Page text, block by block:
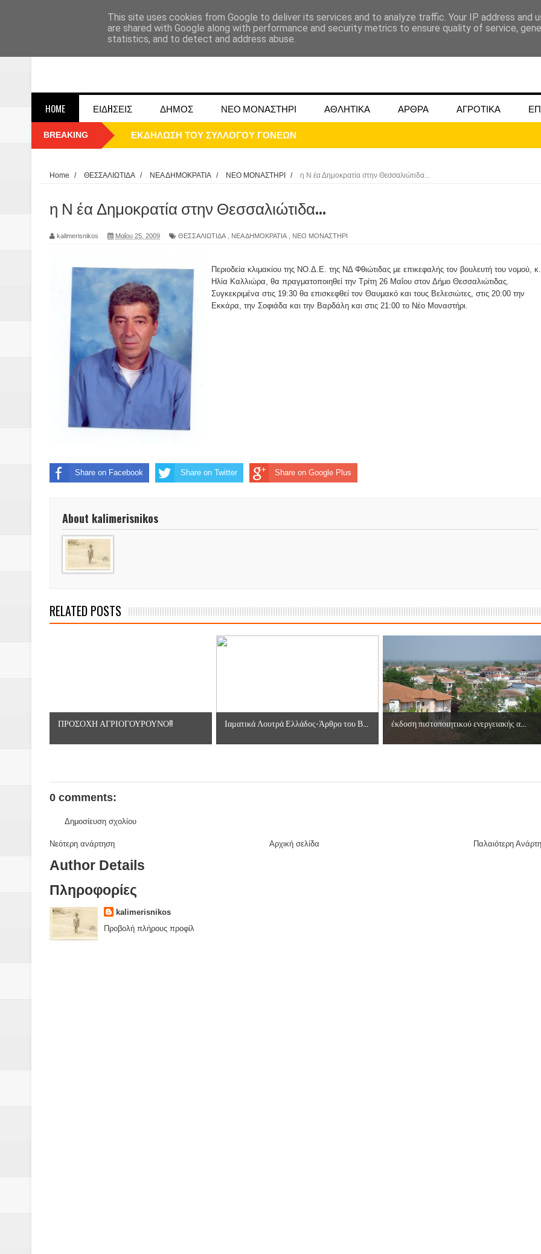
HOME ΕΙΔHΣΕΙΣ ΔΗΜΟΣ ΝΕΟ ΜΟΝΑΣΤΗΡΙ ΑΘΛΗΤΙΚΑ ΑΡΘΡΑ ΑΓΡΟΤΙΚΑ
BREAKING ΠΑΡΕ΄ΛΑΣΗ 25ΗΣ 2025
ΟΙ ΕΚΔΗΛΩΣΕΙΣ ΤΟΥ ΔΗΜΟΥ ΔΟΜΟΚΟΥ ΓΙΑ ΜΑΙΟ ΚΑΙ ΙΟΥΝΙΟ 2024
Η εκτέλεση των αδελφών Παπαιωάννου στην Ομβριακή Δομοκού την 1η Δεκέμβρη 1942
Δύο νέα μηχανήμτα στο Δήμο Δομοκού.
ΝΟΕΜΒΡΙΟΣ 1943 80 χρόνια από το κάψιμο των χωριών της Λίμνης Πλαστήρα από Ιταλούς και
κατακτητές
Αδελφές Αλεξανδρή: Οι τρίδυμες Ελληνίδες με ρίζες απο τον Δομοκό που κυριαρχούν στο
Πρωτάθλημα με την Αυστρία!
Ξεκινούν οι αιτήσεις συμμετοχής στο Διαγωνισμό Ιδεών - Hackathon που διοργανώνει η
ανθεκτικότητας έναντι των επιπτώσεων της κλιματικής αλλαγής
ΠΡΟΚΗΡΥΞΗ ΑΝΟΙΚΤΟΥ ΗΛΕΚΤΡΟΝΙΚΟΥ ΔΙΑΓΩΝΙΣΜΟΥ «ΛΕΙΤΟΥΡΓΙΑ ΒΙΟΚΑ ΧΥΤΑ
ΕΙΔΩΛΙΑ Από ΠΡΟΕΡΝΑ Ναός Δήμητρας
Νεομοναστηριώτικα ...Λαϊκή Μαντεία και έθιμα που χάνονται στον καιρό…
Home / ΘΕΣΣΑΛΙΩΤΙΔΑ / ΝΕΑ ΔΗΜΟΚΡΑΤΙΑ / ΝΕΟ ΜΟΝΑΣΤΗΡΙ / η Ν έα Δημοκρατία στην Θεσσαλιώτιδα...
η Ν έα Δημοκρατία στην Θεσσαλιώτιδα...
kalimerisnikos Μαΐου 25, 2009 ΘΕΣΣΑΛΙΩΤΙΔΑ ΝΕΑ ΔΗΜΟΚΡΑΤΙΑ ΝΕΟ ΜΟΝΑΣΤΗΡΙ
Περιοδεία κλιμακίου της ΝΟ.Δ.Ε. της ΝΔ Φθιώτιδας με επικεφαλής τον βουλευτή του νομού, κ.
Ηλία Καλλιώρα, θα πραγματοποιηθεί την Τρίτη 26 Μαΐου στον Δήμο Θεσσαλιώτιδας.
Συγκεκριμένα στις 19:30 θα επισκεφθεί τον Θαυμακό και τους Βελεσιώτες, στις 20:00 την
Εκκάρα, την Σοφιάδα και την Βαρδάλη και στις 21:00 το Νέο Μοναστήρι.
Share on Facebook Share on Twitter Share on Google Plus
About kalimerisnikos
RELATED POSTS
ΠΡΟΣΟΧΗ ΑΓΡΙΟΓΟΥΡΟΥΝΟ!! Ιαματικά Λουτρά Ελλάδος-Άρθρο του Β... έκδοση πιστοποιητικού ενεργειακής α...
0 comments:
Δημοσίευση σχολίου
Νεότερη ανάρτηση Παλαιότερη
Αρχική σελίδα
Author Details
Πληροφορίες
kalimerisnikos
Προβολή πλήρους προφίλ
This site uses cookies from Google to deliver its services and to analyze traffic. Your IP address and
are shared with Google along with performance and security metrics to ensure quality of service,
statistics, and to detect and address abuse.